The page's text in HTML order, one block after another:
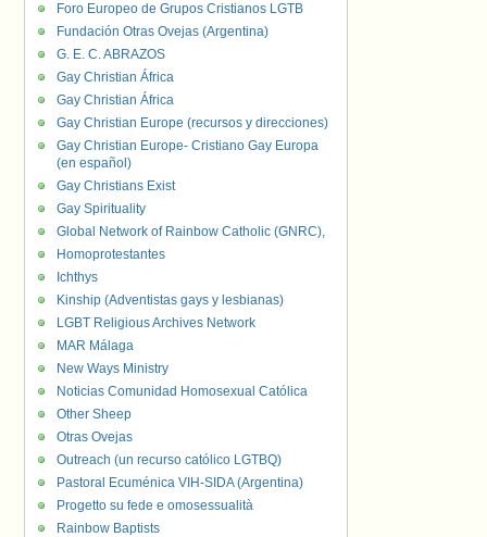
Foro Europeo de Grupos Cristianos LGTB
Fundación Otras Ovejas (Argentina)
G. E. C. ABRAZOS
Gay Christian África
Gay Christian África
Gay Christian Europe (recursos y direcciones)
Gay Christian Europe- Cristiano Gay Europa
(en español)
Gay Christians Exist
Gay Spirituality
Global Network of Rainbow Catholic (GNRC),
Homoprotestantes
Ichthys
Kinship (Adventistas gays y lesbianas)
LGBT Religious Archives Network
MAR Málaga
New Ways Ministry
Noticias Comunidad Homosexual Católica
Other Sheep
Otras Ovejas
Outreach (un recurso católico LGTBQ)
Pastoral Ecuménica VIH-SIDA (Argentina)
Progetto su fede e omosessualità
Rainbow Baptists